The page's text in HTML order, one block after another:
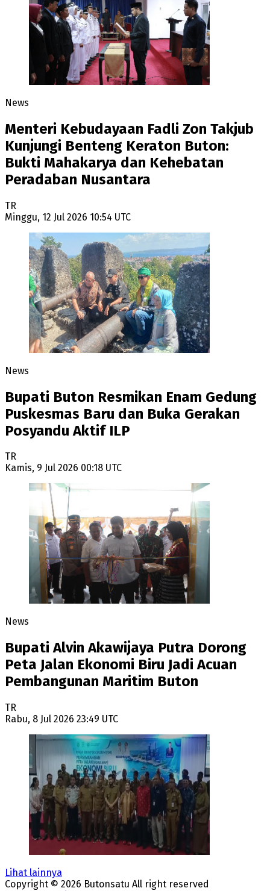
News
Menteri Kebudayaan Fadli Zon Takjub
Kunjungi Benteng Keraton Buton:
Bukti Mahakarya dan Kehebatan
Peradaban Nusantara
TR
Minggu, 12 Jul 2026 10:54 UTC
News
Bupati Buton Resmikan Enam Gedung
Puskesmas Baru dan Buka Gerakan
Posyandu Aktif ILP
TR
Kamis, 9 Jul 2026 00:18 UTC
News
Bupati Alvin Akawijaya Putra Dorong
Peta Jalan Ekonomi Biru Jadi Acuan
Pembangunan Maritim Buton
TR
Rabu, 8 Jul 2026 23:49 UTC
Lihat lainnya
Copyright © 2026 Butonsatu All right reserved